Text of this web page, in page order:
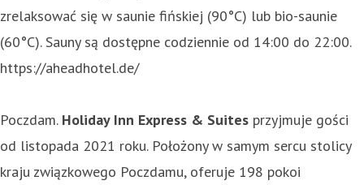
zrelaksować się w saunie fińskiej (90°C) lub bio-saunie
(60°C). Sauny są dostępne codziennie od 14:00 do 22:00.
https://aheadhotel.de/
Poczdam. Holiday Inn Express & Suites przyjmuje gości
od listopada 2021 roku. Położony w samym sercu stolicy
kraju związkowego Poczdamu, oferuje 198 pokoi